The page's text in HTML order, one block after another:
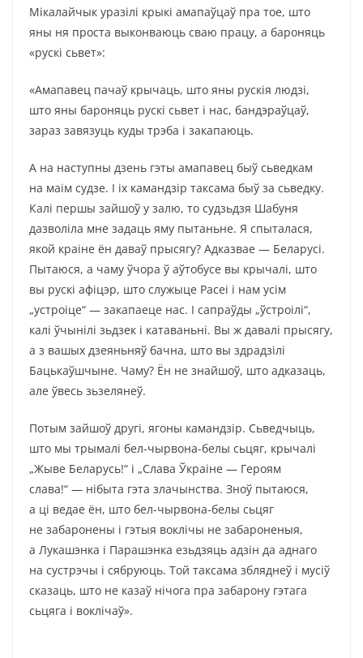
Мікалайчык уразілі крыкі амапаўцаў пра тое, што
яны ня проста выконваюць сваю працу, а бароняць
«рускі сьвет»:
«Амапавец пачаў крычаць, што яны рускія людзі,
што яны бароняць рускі сьвет і нас, бандэраўцаў,
зараз завязуць куды трэба і закапаюць.
А на наступны дзень гэты амапавец быў сьведкам
на маім судзе. І іх камандзір таксама быў за сьведку.
Калі першы зайшоў у залю, то судзьдзя Шабуня
дазволіла мне задаць яму пытаньне. Я спыталася,
якой краіне ён даваў прысягу? Адказвае — Беларусі.
Пытаюся, а чаму ўчора ў аўтобусе вы крычалі, што
вы рускі афіцэр, што служыце Расеі і нам усім
„устроіце“ — закапаеце нас. І сапраўды „ўстроілі“,
калі ўчынілі зьдзек і катаваньні. Вы ж давалі прысягу,
а з вашых дзеяньняў бачна, што вы здрадзілі
Бацькаўшчыне. Чаму? Ён не знайшоў, што адказаць,
але ўвесь зьзелянеў.
Потым зайшоў другі, ягоны камандзір. Сьведчыць,
што мы трымалі бел-чырвона-белы сьцяг, крычалі
„Жыве Беларусь!“ і „Слава Ўкраіне — Героям
слава!“ — нібыта гэта злачынства. Зноў пытаюся,
а ці ведае ён, што бел-чырвона-белы сьцяг
не забаронены і гэтыя воклічы не забароненыя,
а Лукашэнка і Парашэнка езьдзяць адзін да аднаго
на сустрэчы і сябруюць. Той таксама збляднеў і мусіў
сказаць, што не казаў нічога пра забарону гэтага
сьцяга і воклічаў».